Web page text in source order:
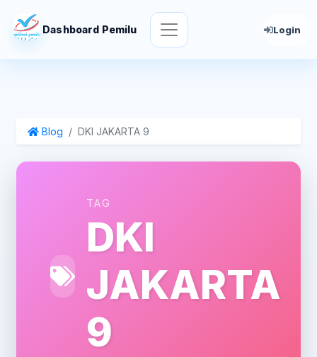
Dashboard Pemilu Login
Blog DKI JAKARTA 9
TAG
DKI
JAKARTA
9